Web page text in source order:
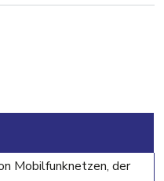
Mobilfunknetzen, der